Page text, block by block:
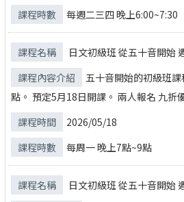
每週二三四 晚上6:00~7:30
日文初級班 從五十音開始
五十音開始的初級班
點。 預定5月18日開課。 兩人報名 九折
2026/05/18
每周一 晚上7點~9點
日文初級班 從五十音開始